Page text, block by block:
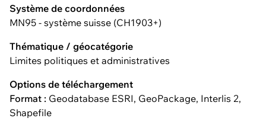
Système de coordonnées
MN95 - système suisse (CH1903+)
Thématique / géocatégorie
Limites politiques et administratives
Options de téléchargement
Format : Geodatabase ESRI, GeoPackage, Interlis 2,
Shapefile